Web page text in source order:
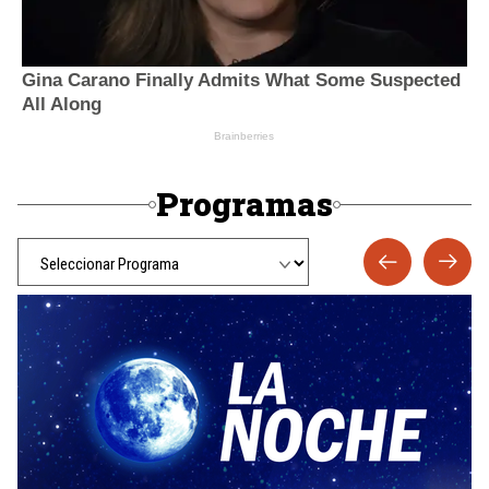
Programas